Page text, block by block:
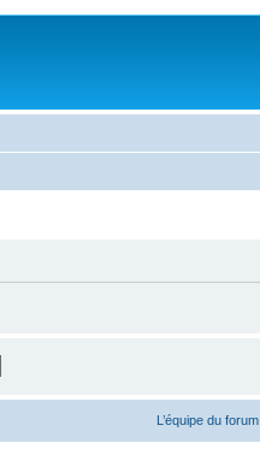
L’équipe du forum